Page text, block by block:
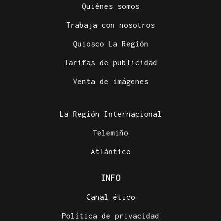
Quiénes somos
Trabaja con nosotros
Quiosco La Región
Tarifas de publicidad
Venta de imágenes
La Región Internacional
Telemiño
Atlántico
INFO
Canal ético
Política de privacidad